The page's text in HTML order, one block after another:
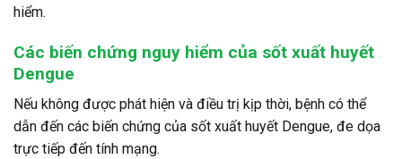
hiểm.
Các biến chứng nguy hiểm của sốt xuất huyết
Dengue
Nếu không được phát hiện và điều trị kịp thời, bệnh có thể
dẫn đến các biến chứng của sốt xuất huyết Dengue, đe dọa
trực tiếp đến tính mạng.